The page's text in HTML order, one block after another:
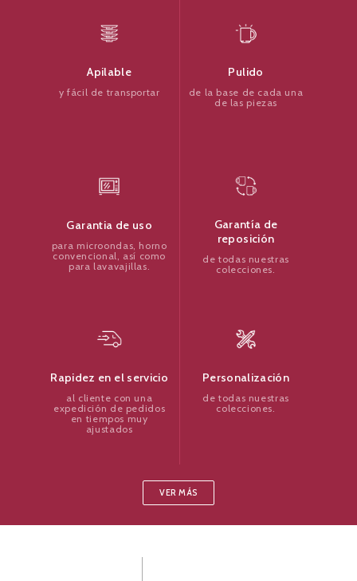
Apilable
y fácil de transportar
Pulido
de la base de cada una
de las piezas
Garantia de uso
para microondas, horno
convencional, así como
para lavavajillas.
Garantía de
reposición
de todas nuestras
colecciones.
Rapidez en el servicio
al cliente con una
expedición de pedidos
en tiempos muy
ajustados
Personalización
de todas nuestras
colecciones.
VER MÁS